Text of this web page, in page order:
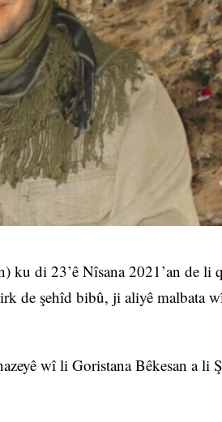
ku di 23’ê Nîsana 2021’an de li
de şehîd bibû, ji aliyê malbata
wî li Goristana Bêkesan a li